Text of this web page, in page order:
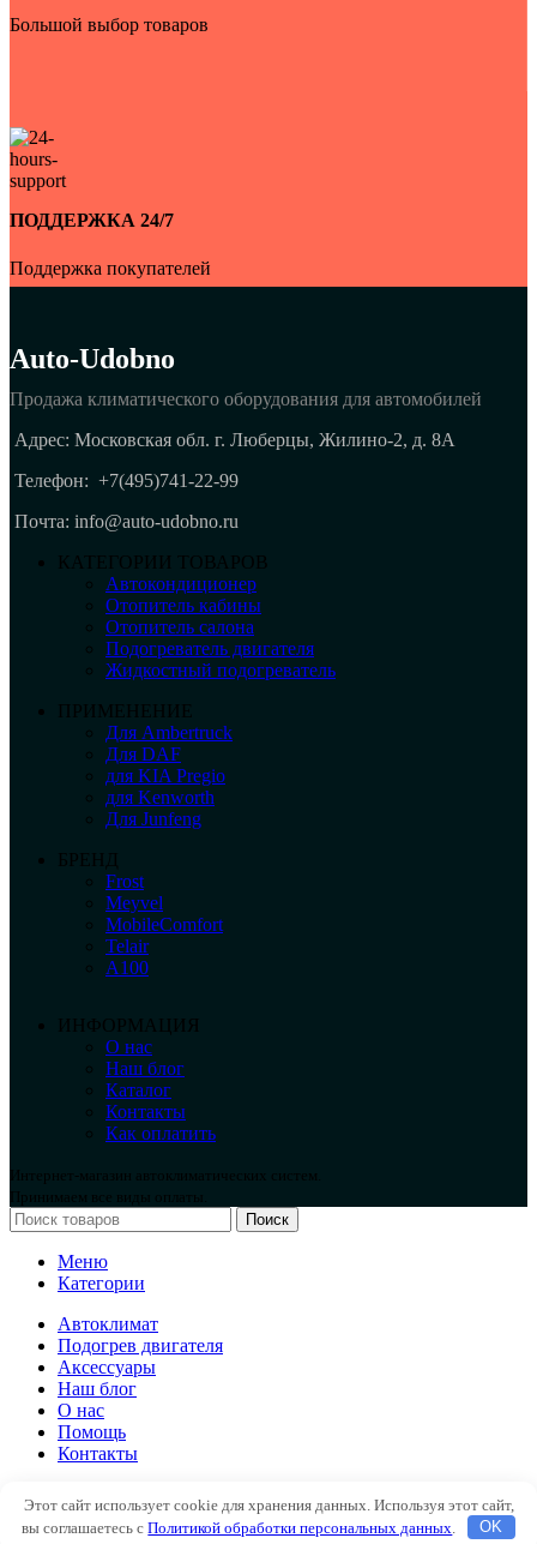
Большой выбор товаров
ПОДДЕРЖКА 24/7
Поддержка покупателей
Auto-Udobno
Продажа климатического оборудования для автомобилей
Адрес: Московская обл. г. Люберцы, Жилино-2, д. 8A
Телефон: +7(495)741-22-99
Почта: info@auto-udobno.ru
КАТЕГОРИИ ТОВАРОВ
Автокондиционер
Отопитель кабины
Отопитель салона
Подогреватель двигателя
Жидкостный подогреватель
ПРИМЕНЕНИЕ
Для Ambertruck
Для DAF
для KIA Pregio
для Kenworth
Для Junfeng
БРЕНД
Frost
Meyvel
MobileComfort
Telair
А100
ИНФОРМАЦИЯ
О нас
Наш блог
Каталог
Контакты
Как оплатить
Интернет-магазин автоклиматических систем.
Принимаем все виды оплаты.
Поиск
Меню
Категории
Автоклимат
Подогрев двигателя
Аксессуары
Наш блог
О нас
Помощь
Контакты
Подогрев двигателя
Аксессуары
Этот сайт использует cookie для хранения данных. Используя этот сайт,
вы соглашаетесь сПолитикой обработки персональных данных OK